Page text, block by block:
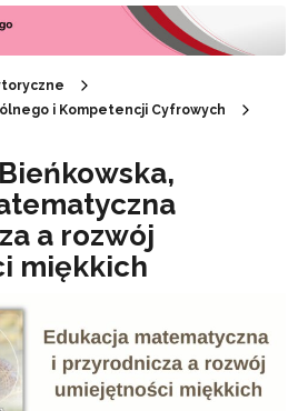
i Kompetencji Cyfrowych
a rozwój
miękkich